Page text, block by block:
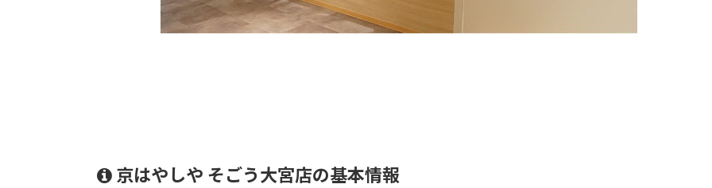
京はやしや そごう大宮店の基本情報